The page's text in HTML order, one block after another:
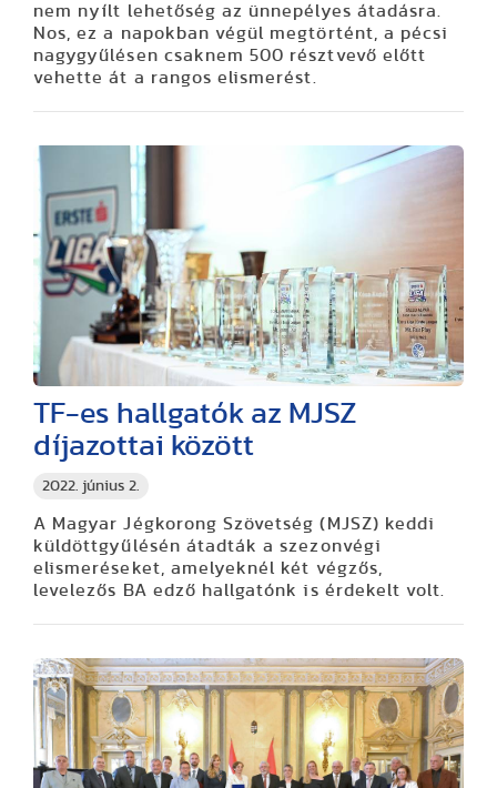
nem nyílt lehetőség az ünnepélyes átadásra.
Nos, ez a napokban végül megtörtént, a pécsi
nagygyűlésen csaknem 500 résztvevő előtt
vehette át a rangos elismerést.
2022. június 2.
TF-es hallgatók az MJSZ
díjazottai között
A Magyar Jégkorong Szövetség (MJSZ) keddi
küldöttgyűlésén átadták a szezonvégi
elismeréseket, amelyeknél két végzős,
levelezős BA edző hallgatónk is érdekelt volt.